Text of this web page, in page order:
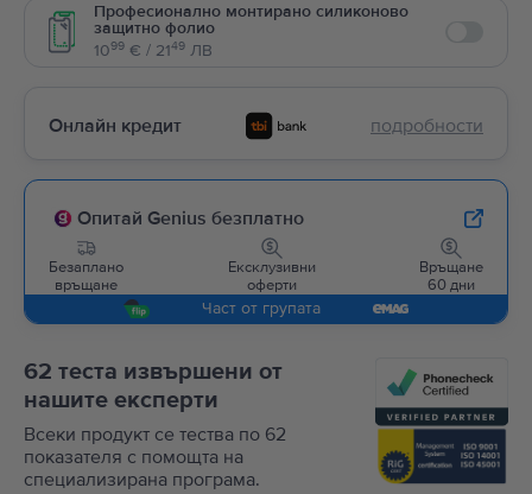
Професионално монтирано силиконово
защитно фолио
1099 € / 2149 ЛВ
Онлайн кредит подробности
Опитай Genius безплатно
Безаплано
връщане
Ексклузивни
оферти
Връщане
60 дни
Част от групата
62 теста извършени от
нашите експерти
Всеки продукт се тества по 62
показателя с помощта на
специализирана програма.